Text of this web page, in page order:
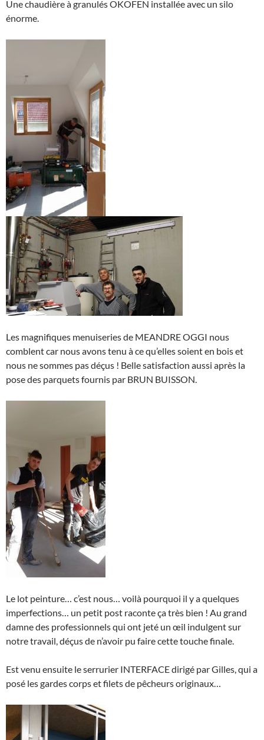
Une chaudière à granulés OKOFEN installée avec un silo
énorme.
Les magnifiques menuiseries de MEANDRE OGGI nous
comblent car nous avons tenu à ce qu’elles soient en bois et
nous ne sommes pas déçus ! Belle satisfaction aussi après la
pose des parquets fournis par BRUN BUISSON.
Le lot peinture… c’est nous… voilà pourquoi il y a quelques
imperfections… un petit post raconte ça très bien ! Au grand
damne des professionnels qui ont jeté un œil indulgent sur
notre travail, déçus de n’avoir pu faire cette touche finale.
Est venu ensuite le serrurier INTERFACE dirigé par Gilles, qui a
posé les gardes corps et filets de pêcheurs originaux…